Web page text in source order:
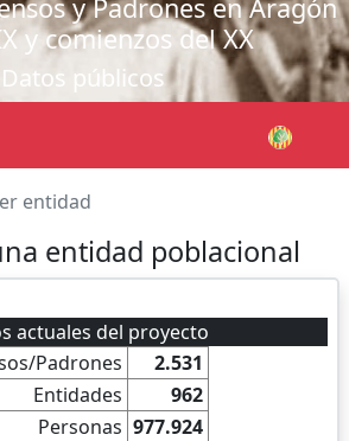
y Padrones en Aragón
y comienzos del XX
Datos públicos
entidad
entidad poblacional
actuales del proyecto
Padrones
2.531
Entidades
962
Personas 977.924